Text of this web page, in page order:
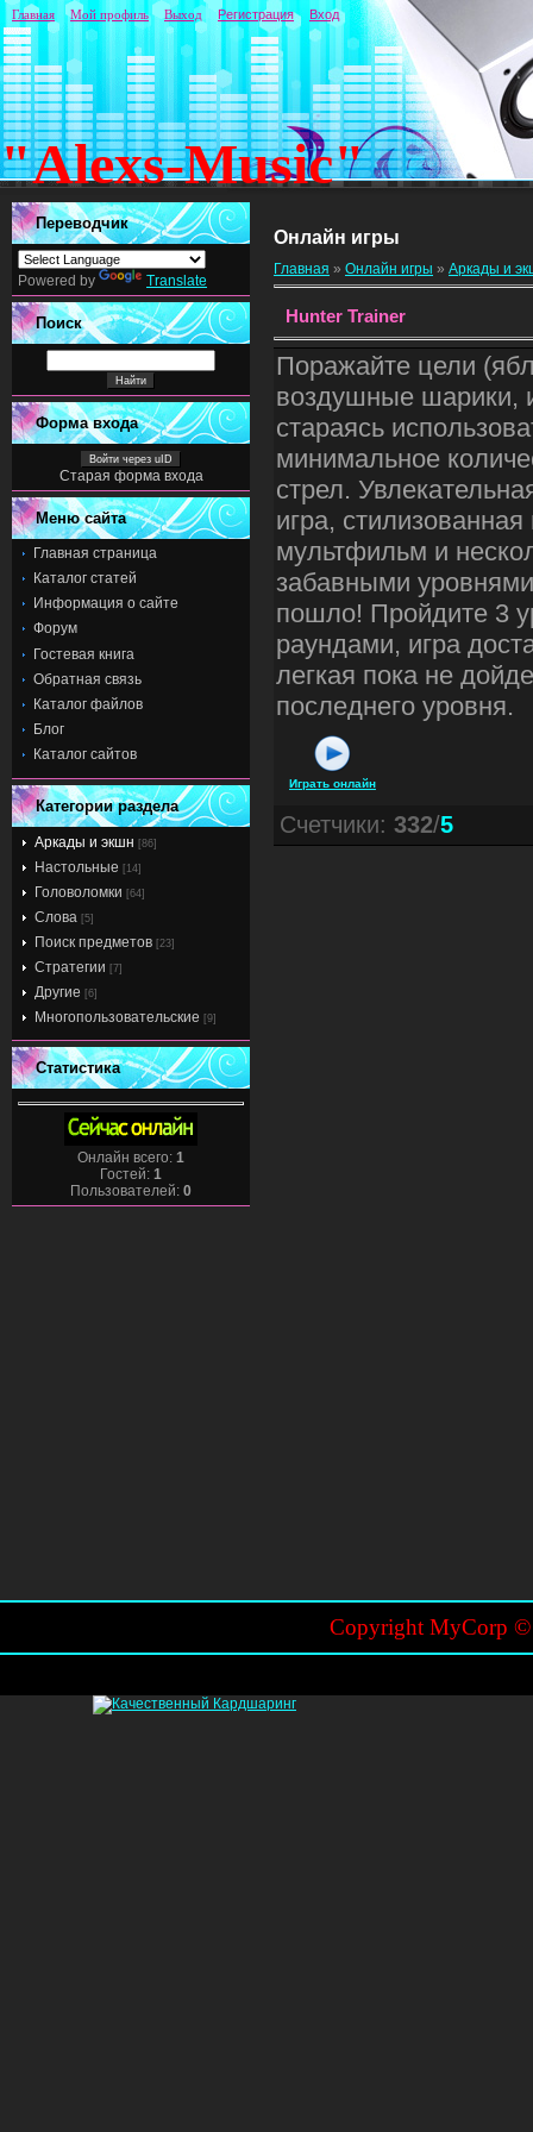
"Alexs-Music"
Главная Мой профиль Выход Регистрация Вход
Переводчик
Powered by Translate
Поиск
Форма входа
Войти через uID
Старая форма входа
Меню сайта
Главная страница
Каталог статей
Информация о сайте
Форум
Гостевая книга
Обратная связь
Каталог файлов
Блог
Каталог сайтов
Категории раздела
Аркады и экшн [86]
Настольные [14]
Головоломки [64]
Слова [5]
Поиск предметов [23]
Стратегии [7]
Другие [6]
Многопользовательские [9]
Статистика
Онлайн всего: 1
Гостей: 1
Пользователей: 0
Онлайн игры
Главная » Онлайн игры » Аркады и
Hunter Trainer
Поражайте цели
воздушные шарики,
стараясь
минимальное
стрел.
игра, стилизованная
мультфильм и
забавными
пошло! Пройдите 3
раундами, игра
легкая пока не
последнего уровня.
Играть онлайн
Счетчики: 332/5
Copyright MyCorp